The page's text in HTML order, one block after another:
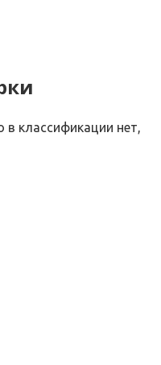
классификации нет,